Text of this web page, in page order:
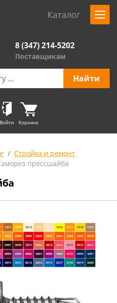
Каталог
8 (347) 214-5202
Поставщикам
Войти Корзина
Стройка и ремонт
прессшайба